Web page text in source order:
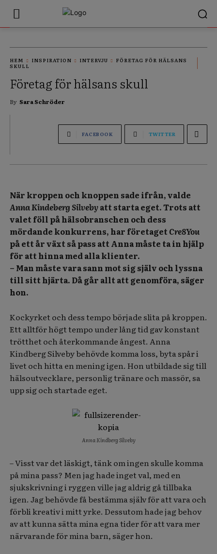
HEM INSPIRATION INTERVJU
FÖRETAG FÖR HÄLSANS
SKULL
Företag för hälsans skull
By Sara Schröder
FACEBOOK TWITTER
När kroppen och knoppen sade ifrån, valde
Anna Kindeberg Silvebyatt starta eget. Trots att
valet föll på hälsobranschen och dess
mördande konkurrens, har företagetCre8You
på ett år växt så pass att Anna måste ta in hjälp
för att hinna med alla klienter.
– Man måste vara sann mot sig själv och lyssna
till sitt hjärta. Då går allt att genomföra, säger
hon.
Kockyrket och dess tempo började slita på kroppen.
Ett alltför högt tempo under lång tid gav konstant
trötthet och återkommande ångest. Anna
Kindberg Silveby behövde komma loss, byta spår i
livet och hitta en mening igen. Hon utbildade sig till
hälsoutvecklare, personlig tränare och massör, sa
upp sig och startade eget.
Anna Kindberg Silveby
– Visst var det läskigt, tänk om ingen skulle komma
på mina pass? Men jag hadeinget val, med en
sjukskrivning i ryggen ville jag aldrig gå tillbaka
igen. Jag behövde få bestämma själv för att vara och
förbli kreativ i mitt yrke. Dessutom hade jag behov
av att kunna sätta mina egna tider för att vara mer
närvarande för mina barn, säger hon.